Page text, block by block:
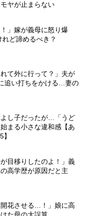
ヤが止まらない
」嫁が義母に怒り爆
ど諦めるべき？
て外に行って？」夫が
追い打ちをかける…妻の
し子だったが…「うど
まる小さな違和感【あ
目移りしたのよ！」義
高学歴が原因だと主
開花させる…！」娘に高